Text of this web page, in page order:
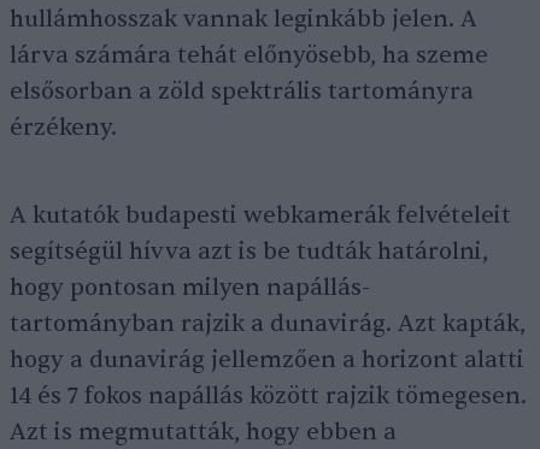
hullámhosszak vannak leginkább jelen. A
lárva számára tehát előnyösebb, ha szeme
elsősorban a zöld spektrális tartományra
érzékeny.
A kutatók budapesti webkamerák felvételeit
segítségül hívva azt is be tudták határolni,
hogy pontosan milyen napállás-
tartományban rajzik a dunavirág. Azt kapták,
hogy a dunavirág jellemzően a horizont alatti
14 és 7 fokos napállás között rajzik tömegesen.
Azt is megmutatták, hogy ebben a